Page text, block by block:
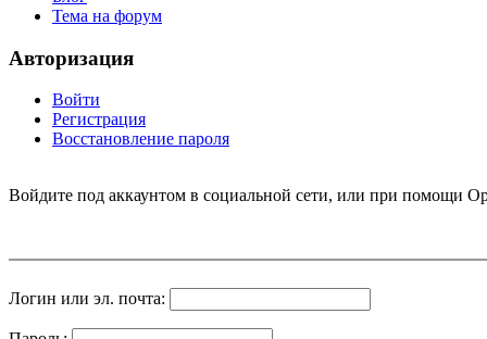
Тема на форум
Авторизация
Войти
Регистрация
Восстановление пароля
Войдите под аккаунтом в социальной сети, или при помощи
Логин или эл. почта: